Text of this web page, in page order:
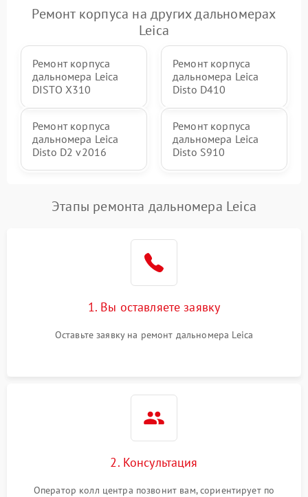
Ремонт корпуса на других дальномерах
Leica
Ремонт корпуса
дальномера Leica
DISTO X310
Ремонт корпуса
дальномера Leica
Disto D410
Ремонт корпуса
дальномера Leica
Disto D2 v2016
Ремонт корпуса
дальномера Leica
Disto S910
Этапы ремонта дальномера Leica
1. Вы оставляете заявку
Оставьте заявку на ремонт дальномера Leica
2. Консультация
Оператор колл центра позвонит вам, сориентирует по